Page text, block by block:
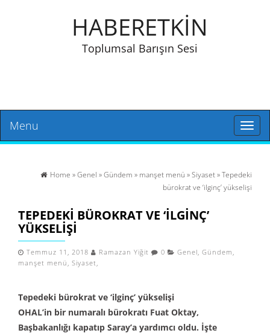
HABERETKİN
Toplumsal Barışın Sesi
Toggle
Menu
Home »Genel »Gündem » manşet menü »Siyaset» Tepedeki
bürokrat ve ‘ilginç’ yükselişi
TEPEDEKI BÜROKRAT VE ‘ILGINÇ’
YÜKSELIŞI
Temmuz 11, 2018 Ramazan Yiğit 0 Genel, Gündem ,
manşet menü , Siyaset,
Tepedeki bürokrat ve ‘ilginç’ yükselişi
OHAL’in bir numaralı bürokratı Fuat Oktay,
Başbakanlığı kapatıp Saray’a yardımcı oldu. İşte